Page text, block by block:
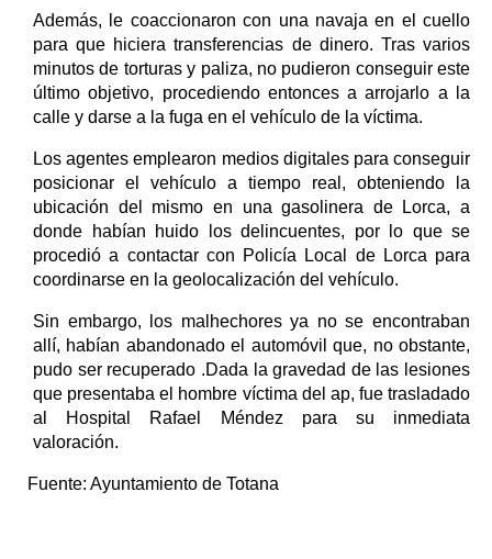
Además, le coaccionaron con una navaja en el cuello
para que hiciera transferencias de dinero. Tras varios
minutos de torturas y paliza, no pudieron conseguir este
último objetivo, procediendo entonces a arrojarlo a la
calle y darse a la fuga en el vehículo de la víctima.
Los agentes emplearon medios digitales para conseguir
posicionar el vehículo a tiempo real, obteniendo la
ubicación del mismo en una gasolinera de Lorca, a
donde habían huido los delincuentes, por lo que se
procedió a contactar con Policía Local de Lorca para
coordinarse en la geolocalización del vehículo.
Sin embargo, los malhechores ya no se encontraban
allí, habían abandonado el automóvil que, no obstante,
pudo ser recuperado .Dada la gravedad de las lesiones
que presentaba el hombre víctima del ap, fue trasladado
al Hospital Rafael Méndez para su inmediata
valoración.
Fuente: Ayuntamiento de Totana